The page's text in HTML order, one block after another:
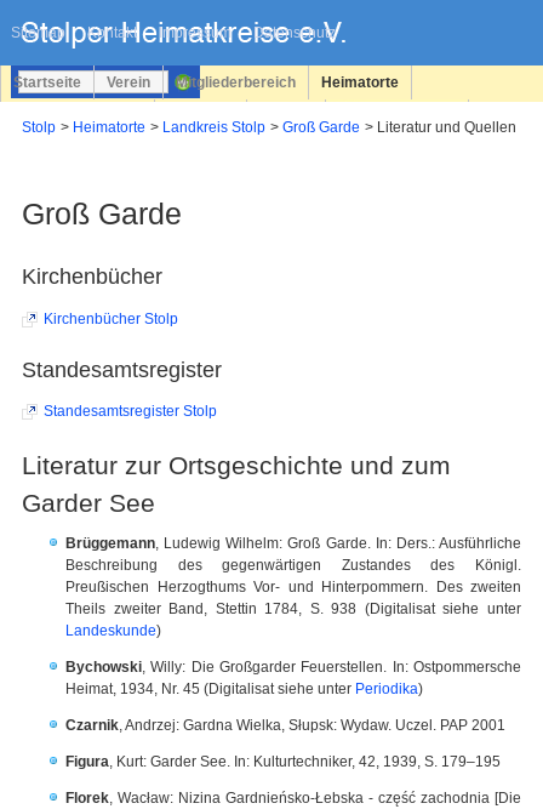
Sitemap Kontakt Impressum Datenschutz
überspringen
Startseite Verein Mitgliederbereich Heimatorte
Stolp Heimatorte Landkreis Stolp Groß Garde Literatur und Quellen
Groß Garde
Kirchenbücher
Kirchenbücher Stolp
Standesamtsregister
Standesamtsregister Stolp
Literatur zur Ortsgeschichte und zum
Garder See
Brüggemann , Ludewig Wilhelm: Groß Garde. In: Ders.: Ausführliche
Beschreibung des gegenwärtigen Zustandes des Königl.
Preußischen Herzogthums Vor- und Hinterpommern. Des zweiten
Theils zweiter Band, Stettin 1784, S. 938 (Digitalisat siehe unter
Landeskunde)
Bychowski , Willy: Die Großgarder Feuerstellen. In: Ostpommersche
Heimat, 1934, Nr. 45 (Digitalisat siehe unter Periodika)
Czarnik Andrzej: Gardna Wielka, Słupsk: Wydaw. Uczel. PAP 2001
Figura , Kurt: Garder See. In: Kulturtechniker, 42, 1939, S. 179–195
Florek , Wacław: Nizina Gardnieńsko-Łebska - część zachodnia [Die